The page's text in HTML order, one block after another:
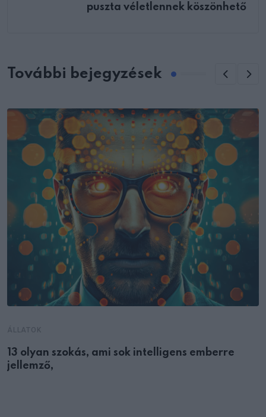
puszta véletlennek köszönhető
További bejegyzések
13 olyan szokás, ami sok intelligens emberre
jellemző,